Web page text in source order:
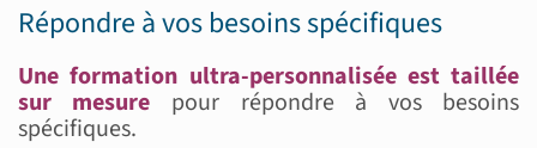
Répondre à vos besoins spécifiques
Une formation ultra-personnalisée est taillée
sur mesure pour répondre à vos besoins
spécifiques.